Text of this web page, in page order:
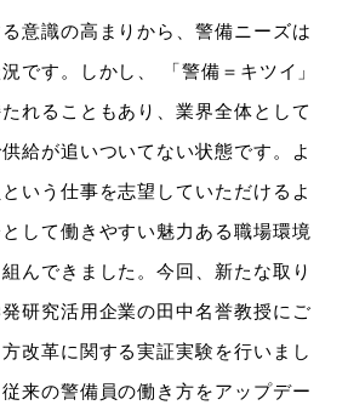
意識の高まりから、警備ニーズは
です。しかし、 「警備＝キツイ」
れることもあり、業界全体として
給が追いついてない状態です。よ
いう仕事を志望していただけるよ
して働きやすい魅力ある職場環境
んできました。今回、新たな取り
研究活用企業の田中名誉教授にご
改革に関する実証実験を行いまし
来の警備員の働き方をアップデー